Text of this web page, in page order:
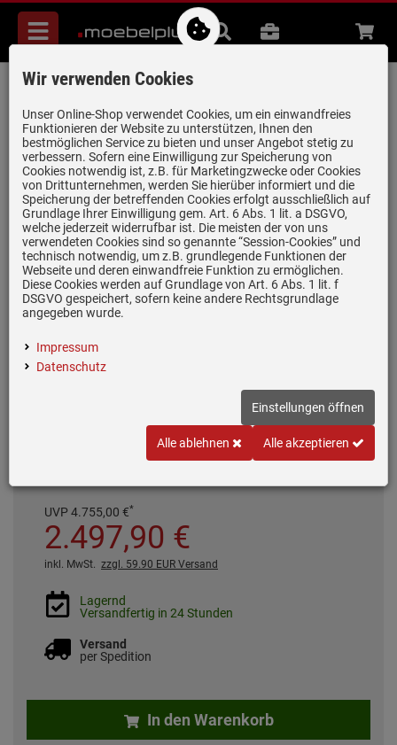
Menü
Suche
B2B Beratung
V-ZUG DSTS9g Tischlüfter Glas Schwarz
Artikel-Nummer:19955460 | Herstellernummer:6400460005 |
EAN:7630029417553
nur noch 1 Stück verfügbar!
Einloggen und Bewertung schreiben
B
Produktdatenblatt
Luftleistung: 670 m³/h, 69 dB(A)
UVP 4.755,00 €*
2.497,90 €
inkl. MwSt. zzgl. 59.90 EUR Versand
Lagernd
Versandfertig in 24 Stunden
Versand
per Spedition
In den Warenkorb
Wir verwenden Cookies
Unser Online-Shop verwendet Cookies, um ein einwandfreies
Funktionieren der Website zu unterstützen, Ihnen den
bestmöglichen Service zu bieten und unser Angebot stetig zu
verbessern. Sofern eine Einwilligung zur Speicherung von
Cookies notwendig ist, z.B. für Marketingzwecke oder Cookies
von Drittunternehmen, werden Sie hierüber informiert und die
Speicherung der betreffenden Cookies erfolgt ausschließlich auf
Grundlage Ihrer Einwilligung gem. Art. 6 Abs. 1 lit. a DSGVO,
welche jederzeit widerrufbar ist. Die meisten der von uns
verwendeten Cookies sind so genannte “Session-Cookies” und
technisch notwendig, um z.B. grundlegende Funktionen der
Webseite und deren einwandfreie Funktion zu ermöglichen.
Diese Cookies werden auf Grundlage von Art. 6 Abs. 1 lit. f
DSGVO gespeichert, sofern keine andere Rechtsgrundlage
angegeben wurde.
Impressum
Datenschutz
Einstellungen öffnen
Alle ablehnen Alle akzeptieren